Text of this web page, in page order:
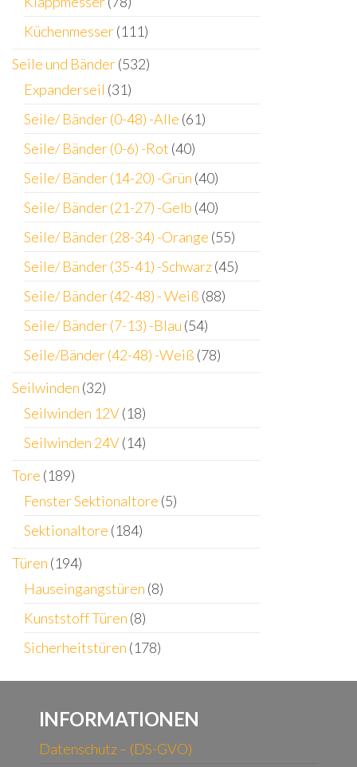
Küchenmesser(111)
Seile und Bänder(532)
Expanderseil (31)
Seile/ Bänder (0-48) -Alle (61)
Seile/ Bänder (0-6) -Rot (40)
Seile/ Bänder (14-20) -Grün (40)
Seile/ Bänder (21-27) -Gelb (40)
Seile/ Bänder (28-34) -Orange (55)
Seile/ Bänder (35-41) -Schwarz(45)
Seile/ Bänder (42-48) - Weiß (88)
Seile/ Bänder (7-13) -Blau (54)
Seile/Bänder (42-48) -Weiß (78)
Seilwinden (32)
Seilwinden 12V(18)
Seilwinden 24V(14)
Tore (189)
Fenster Sektionaltore (5)
Sektionaltore (184)
Türen (194)
Hauseingangstüren (8)
Kunststoff Türen (8)
Sicherheitstüren (178)
INFORMATIONEN
Datenschutz – (DS-GVO)